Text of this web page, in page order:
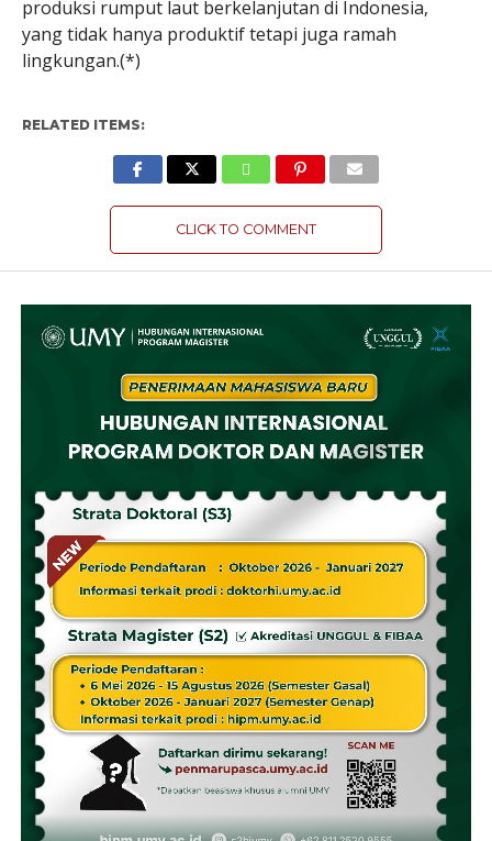
produksi rumput laut berkelanjutan di Indonesia,
yang tidak hanya produktif tetapi juga ramah
lingkungan.(*)
RELATED ITEMS:
CLICK TO COMMENT